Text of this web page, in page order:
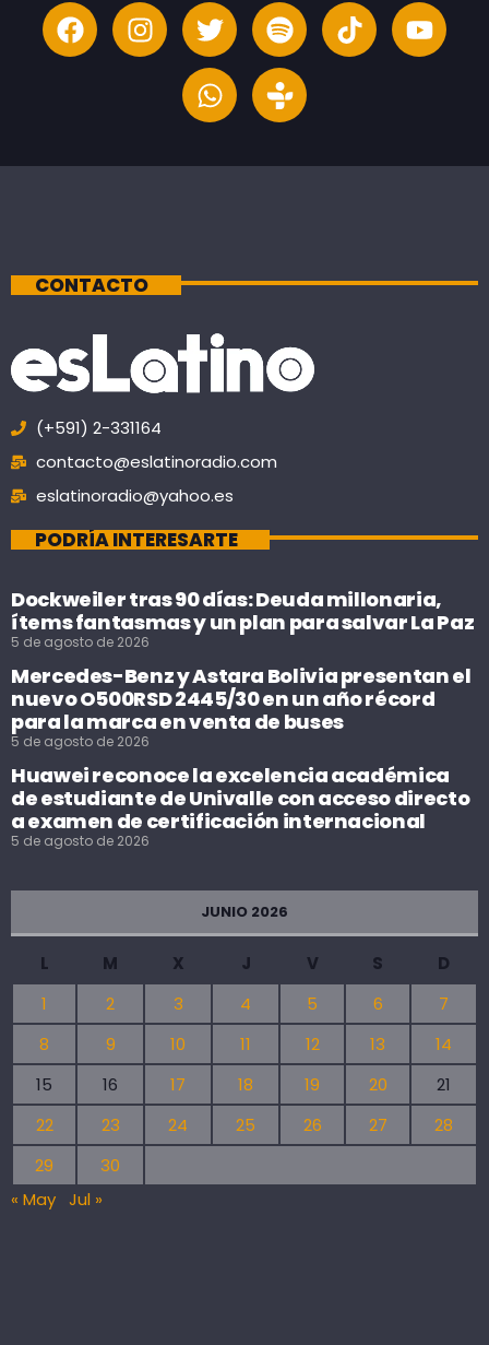
CONTACTO
(+591) 2-331164
contacto@eslatinoradio.com
eslatinoradio@yahoo.es
PODRÍA INTERESARTE
Dockweiler tras 90 días: Deuda millonaria,
ítems fantasmas y un plan para salvar La Paz
5 de agosto de 2026
Mercedes-Benz y Astara Bolivia presentan el
nuevo O500RSD 2445/30 en un año récord
para la marca en venta de buses
5 de agosto de 2026
Huawei reconoce la excelencia académica
de estudiante de Univalle con acceso directo
a examen de certificación internacional
5 de agosto de 2026
JUNIO 2026
L M X J V S
D
1
2 3 4 5 6
7
8
9 10 11 12 13
14
15
16 17 18 19 20
21
22
23 24 25 26 27
28
29
30
« May Jul »